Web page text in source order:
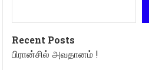
Recent Posts
பிரான்சில் அவதானம் !